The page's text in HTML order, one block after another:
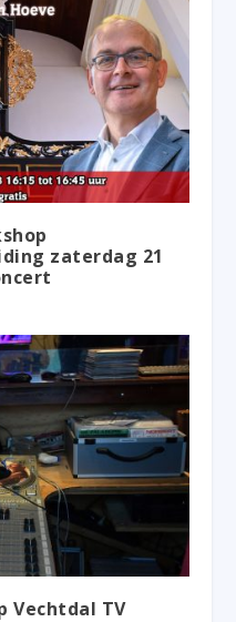
zaterdag 21
Vechtdal TV